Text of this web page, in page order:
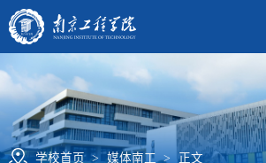
学校首页 > 媒体南工 > 正文